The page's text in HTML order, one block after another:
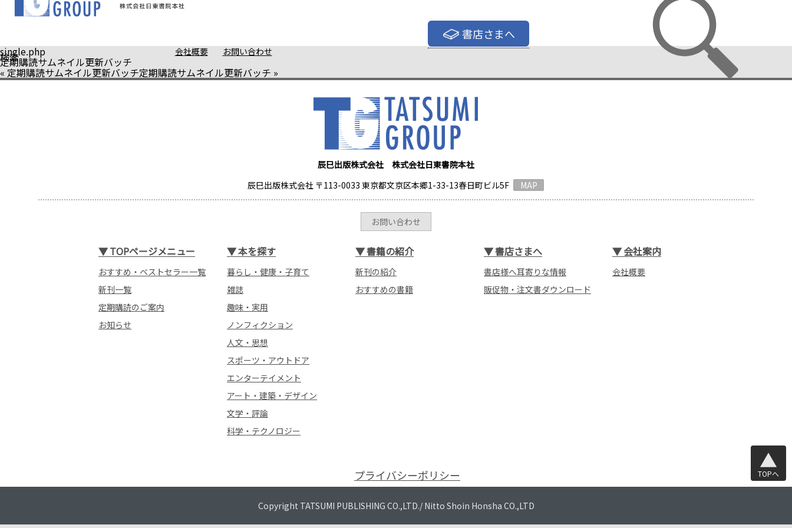
書店さまへ
会社概要 お問い合わせ
検索
single.php
定期購読サムネイル更新バッチ
« 定期購読サムネイル更新バッチ定期購読サムネイル更新バッチ »
辰巳出版株式会社 株式会社日東書院本社
辰巳出版株式会社 〒113-0033 東京都文京区本郷1-33-13春日町ビル5F
MAP
お問い合わせ
▼TOPページメニュー
おすすめ・ベストセラー一覧
新刊一覧
定期購読のご案内
お知らせ
▼本を探す
暮らし・健康・子育て
雑誌
趣味・実用
ノンフィクション
人文・思想
スポーツ・アウトドア
エンターテイメント
アート・建築・デザイン
文学・評論
科学・テクノロジー
▼書籍の紹介
新刊の紹介
おすすめの書籍
▼書店さまへ
書店様へ耳寄りな情報
販促物・注文書ダウンロード
▼会社案内
会社概要
プライバシーポリシー TOPへ
Copyright TATSUMI PUBLISHING CO.,LTD./ Nitto Shoin Honsha CO.,LTD